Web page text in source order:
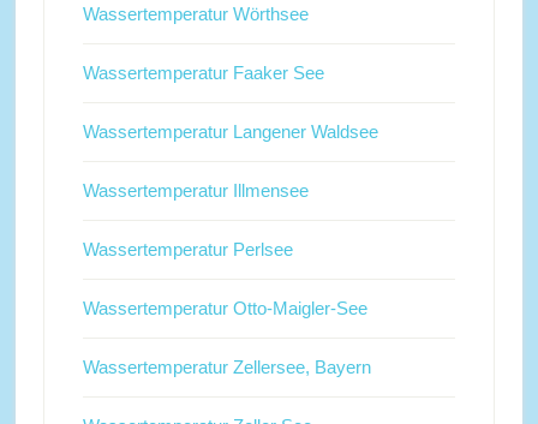
Wassertemperatur Wörthsee
Wassertemperatur Faaker See
Wassertemperatur Langener Waldsee
Wassertemperatur Illmensee
Wassertemperatur Perlsee
Wassertemperatur Otto-Maigler-See
Wassertemperatur Zellersee, Bayern